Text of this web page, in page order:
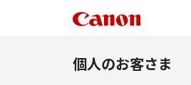
個人のお客さま